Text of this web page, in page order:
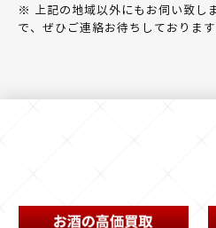
※ 上記の地域以外にもお伺い致し
で、ぜひご連絡お待ちしております